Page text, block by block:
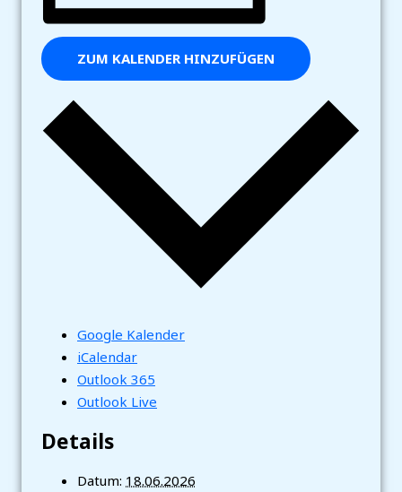
ZUM KALENDER HINZUFÜGEN
Google Kalender
iCalendar
Outlook 365
Outlook Live
Details
Datum: 18.06.2026